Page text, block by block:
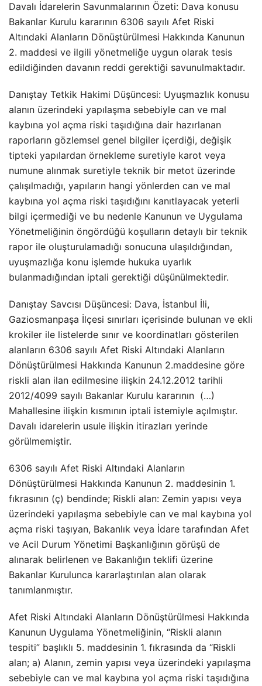
Davalı İdarelerin Savunmalarının Özeti: Dava konusu
Bakanlar Kurulu kararının 6306 sayılı Afet Riski
Altındaki Alanların Dönüştürülmesi Hakkında Kanunun
2. maddesi ve ilgili yönetmeliğe uygun olarak tesis
edildiğinden davanın reddi gerektiği savunulmaktadır.
Danıştay Tetkik Hakimi Düşüncesi: Uyuşmazlık konusu
alanın üzerindeki yapılaşma sebebiyle can ve mal
kaybına yol açma riski taşıdığına dair hazırlanan
raporların gözlemsel genel bilgiler içerdiği, değişik
tipteki yapılardan örnekleme suretiyle karot veya
numune alınmak suretiyle teknik bir metot üzerinde
çalışılmadığı, yapıların hangi yönlerden can ve mal
kaybına yol açma riski taşıdığını kanıtlayacak yeterli
bilgi içermediği ve bu nedenle Kanunun ve Uygulama
Yönetmeliğinin öngördüğü koşulların detaylı bir teknik
rapor ile oluşturulamadığı sonucuna ulaşıldığından,
uyuşmazlığa konu işlemde hukuka uyarlık
bulanmadığından iptali gerektiği düşünülmektedir.
Danıştay Savcısı Düşüncesi: Dava, İstanbul İli,
Gaziosmanpaşa İlçesi sınırları içerisinde bulunan ve ekli
krokiler ile listelerde sınır ve koordinatları gösterilen
alanların 6306 sayılı Afet Riski Altındaki Alanların
Dönüştürülmesi Hakkında Kanunun 2.maddesine göre
riskli alan ilan edilmesine ilişkin 24.12.2012 tarihli
2012/4099 sayılı Bakanlar Kurulu kararının (…)
Mahallesine ilişkin kısmının iptali istemiyle açılmıştır.
Davalı idarelerin usule ilişkin itirazları yerinde
görülmemiştir.
6306 sayılı Afet Riski Altındaki Alanların
Dönüştürülmesi Hakkında Kanunun 2. maddesinin 1.
fıkrasının (ç) bendinde; Riskli alan: Zemin yapısı veya
üzerindeki yapılaşma sebebiyle can ve mal kaybına yol
açma riski taşıyan, Bakanlık veya İdare tarafından Afet
ve Acil Durum Yönetimi Başkanlığının görüşü de
alınarak belirlenen ve Bakanlığın teklifi üzerine
Bakanlar Kurulunca kararlaştırılan alan olarak
tanımlanmıştır.
Afet Riski Altındaki Alanların Dönüştürülmesi Hakkında
Kanunun Uygulama Yönetmeliğinin, “Riskli alanın
tespiti” başlıklı 5. maddesinin 1. fıkrasında da “Riskli
alan; a) Alanın, zemin yapısı veya üzerindeki yapılaşma
sebebiyle can ve mal kaybına yol açma riski taşıdığına